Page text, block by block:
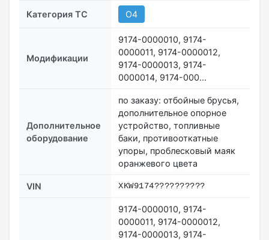
Категория ТС О4
Модификации
9174-0000010, 9174-
0000011, 9174-0000012,
9174-0000013, 9174-
0000014, 9174-000…
Дополнительное
оборудование
по заказу: отбойные брусья,
дополнительное опорное
устройство, топливные
баки, противооткатные
упоры, проблесковый маяк
оранжевого цвета
VIN XKW9174??????????
9174-0000010, 9174-
0000011, 9174-0000012,
9174-0000013, 9174-